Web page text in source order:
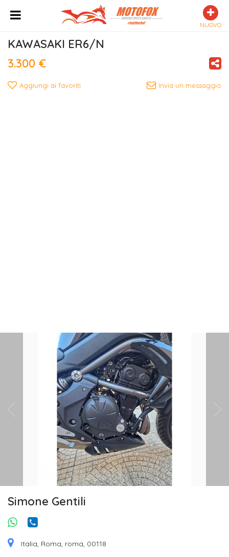
NUOVO
KAWASAKI ER6/N
3.300 €
Aggiungi ai favoriti Invia un messaggio
Simone Gentili
Italia, Roma, roma, 00118